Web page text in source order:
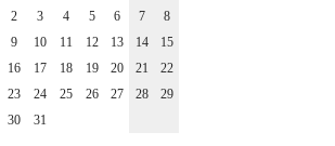
2
3 4 5 6 7
8
9
10 11 12 13 14
15
16
17 18 19 20 21
22
23
24 25 26 27 28
29
30
31